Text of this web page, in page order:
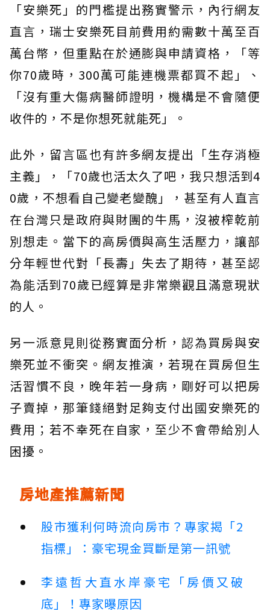
「安樂死」的門檻提出務實警示，內行網友
直言，瑞士安樂死目前費用約需數十萬至百
萬台幣，但重點在於通膨與申請資格，「等
你70歲時，300萬可能連機票都買不起」、
「沒有重大傷病醫師證明，機構是不會隨便
收件的，不是你想死就能死」。
此外，留言區也有許多網友提出「生存消極
主義」，「70歲也活太久了吧，我只想活到4
0歲，不想看自己變老變醜」，甚至有人直言
在台灣只是政府與財團的牛馬，沒被榨乾前
別想走。當下的高房價與高生活壓力，讓部
分年輕世代對「長壽」失去了期待，甚至認
為能活到70歲已經算是非常樂觀且滿意現狀
的人。
另一派意見則從務實面分析，認為買房與安
樂死並不衝突。網友推演，若現在買房但生
活習慣不良，晚年若一身病，剛好可以把房
子賣掉，那筆錢絕對足夠支付出國安樂死的
費用；若不幸死在自家，至少不會帶給別人
困擾。
房地產推薦新聞
股市獲利何時流向房市？專家揭「2
指標」：豪宅現金買斷是第一訊號
李遠哲大直水岸豪宅「房價又破
底」！專家曝原因